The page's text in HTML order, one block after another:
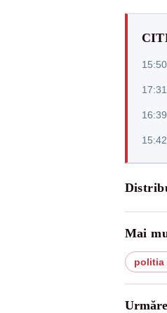
15:50
17:31
16:39
15:42
Mai
politia